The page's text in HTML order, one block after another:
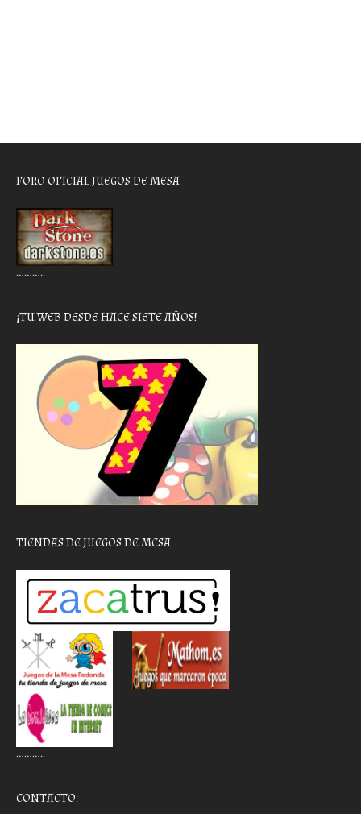
FORO OFICIAL JUEGOS DE MESA
………..
¡TU WEB DESDE HACE SIETE AÑOS!
TIENDAS DE JUEGOS DE MESA
………..
CONTACTO: